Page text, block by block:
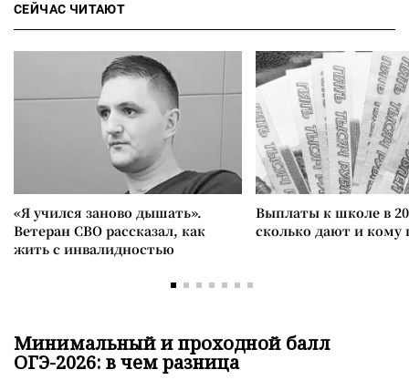
СЕЙЧАС ЧИТАЮТ
«Я учился заново дышать».
Ветеран СВО рассказал, как
жить с инвалидностью
Выплаты к школе в
сколько дают и
Минимальный и проходной балл
ОГЭ-2026: в чем разница